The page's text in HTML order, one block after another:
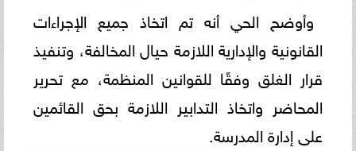
وأوضح الحي أنه تم اتخاذ جميع الإجراءات
القانونية والإدارية اللازمة حيال المخالفة، وتنفيذ
قرار الغلق وفقًا للقوانين المنظمة، مع تحرير
المحاضر واتخاذ التدابير اللازمة بحق القائمين
على إدارة المدرسة.